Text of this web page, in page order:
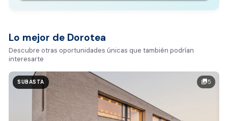
Análisis basado en datos reales:
Tiempo promedio de venta en la zona
Rango de precios de arriendo en el sector
Valor exclusivo para clientes de Dorotea:
20.000 COP
REALIZAR AVALÚO AHORA
Lo mejor de Dorotea
Descubre otras oportunidades únicas que también podrían
interesarte
photo_library5
SUBASTA